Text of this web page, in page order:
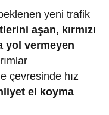
yeni trafik
aşan, kırmızı
yol vermeyen
çevresinde hız
el koyma